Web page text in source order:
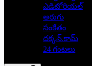
ఎడిటోరియల్
అరుగు
సంకేతం
దక్కన్.కామ్
24 గంటలు